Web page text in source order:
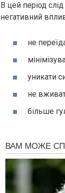
В цей період
негативний
не
уникати
не
більше